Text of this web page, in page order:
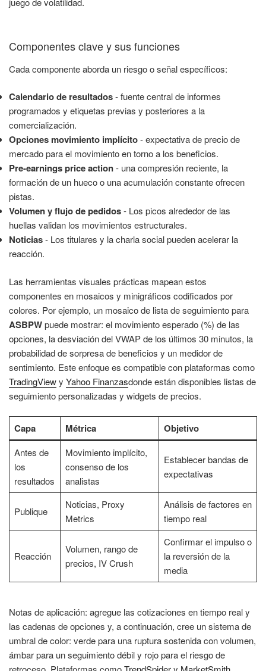
Componentes clave y sus funciones
Cada componente aborda un riesgo o señal específicos:
Calendario de resultados- fuente central de informes
programados y etiquetas previas y posteriores a la
comercialización.
Opciones movimiento implícito- expectativa de precio de
mercado para el movimiento en torno a los beneficios.
Pre-earnings price action- una compresión reciente, la
formación de un hueco o una acumulación constante ofrecen
pistas.
Volumen y flujo de pedidos- Los picos alrededor de las
huellas validan los movimientos estructurales.
Noticias- Los titulares y la charla social pueden acelerar la
reacción.
Las herramientas visuales prácticas mapean estos
componentes en mosaicos y minigráficos codificados por
colores. Por ejemplo, un mosaico de lista de seguimiento para
ASBPWpuede mostrar: el movimiento esperado (%) de las
opciones, la desviación del VWAP de los últimos 30 minutos, la
probabilidad de sorpresa de beneficios y un medidor de
sentimiento. Este enfoque es compatible con plataformas como
TradingViewy Yahoo Finanzasdonde están disponibles listas de
seguimiento personalizadas y widgets de precios.
Capa Métrica Objetivo
Antes de
los
resultados
Movimiento implícito,
consenso de los
analistas
Establecer bandas de
expectativas
Publique
Noticias, Proxy
Metrics
Análisis de factores en
tiempo real
Reacción
Volumen, rango de
precios, IV Crush
Confirmar el impulso o
la reversión de la
media
Notas de aplicación: agregue las cotizaciones en tiempo real y
las cadenas de opciones y, a continuación, cree un sistema de
umbral de color: verde para una ruptura sostenida con volumen,
ámbar para un seguimiento débil y rojo para el riesgo de